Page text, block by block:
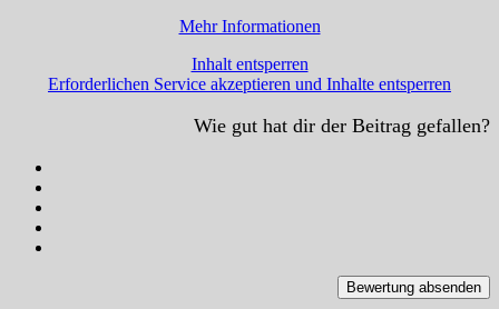
Mehr Informationen
Inhalt entsperren
Erforderlichen Service akzeptieren und Inhalte entsperren
Wie gut hat dir der Beitrag gefallen?
Bewertung absenden